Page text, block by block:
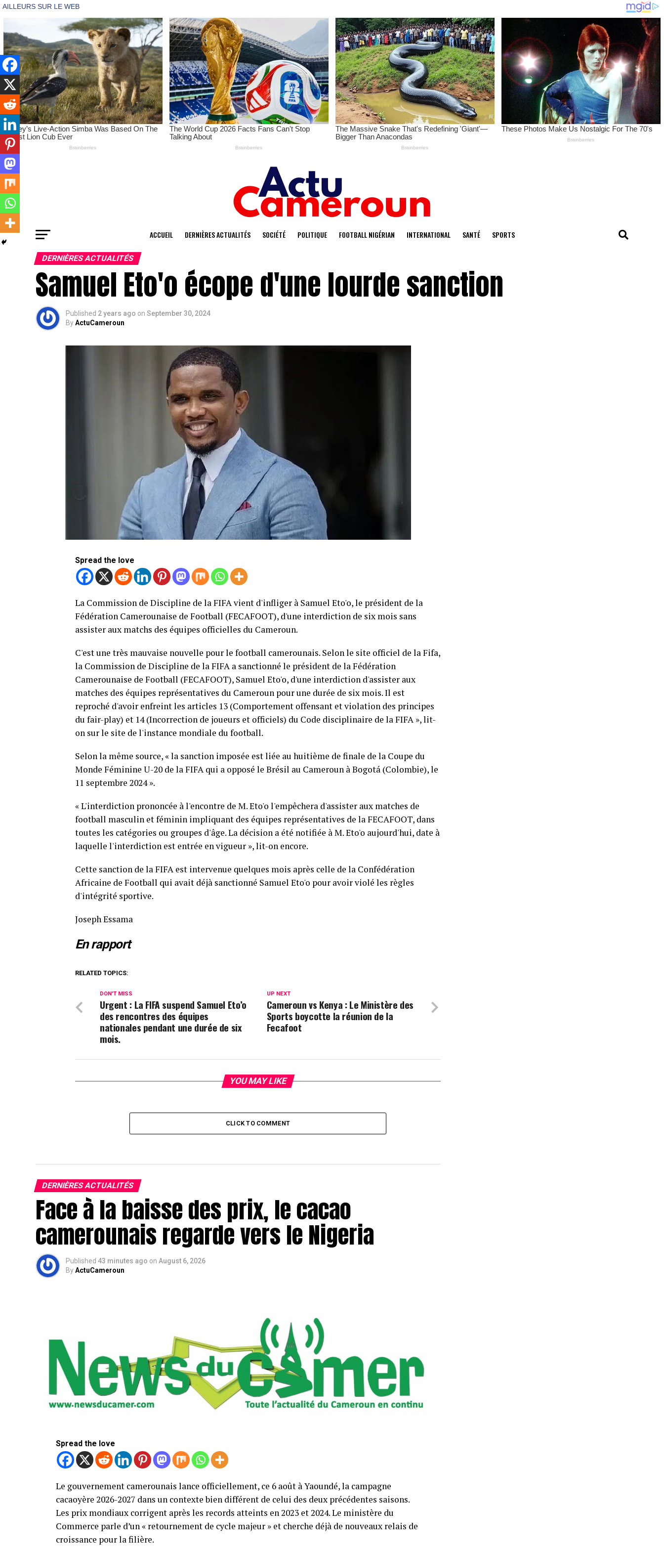
ACCUEIL DERNIÈRES ACTUALITÉS SOCIÉTÉ POLITIQUE FOOTBALL NIGÉRIAN INTERNATIONAL SANTÉ SPORTS
DERNIÈRES ACTUALITÉS
Samuel Eto'o écope d'une lourde sanction
Published 2 years ago on September 30, 2024
ByActuCameroun
Spread the love
La Commission de Discipline de la FIFA vient d'infliger à Samuel Eto'o, le président de la
Fédération Camerounaise de Football (FECAFOOT), d'une interdiction de six mois sans
assister aux matchs des équipes officielles du Cameroun.
C'est une très mauvaise nouvelle pour le football camerounais. Selon le site officiel de la Fifa,
la Commission de Discipline de la FIFA a sanctionné le président de la Fédération
Camerounaise de Football (FECAFOOT), Samuel Eto'o, d'une interdiction d'assister aux
matches des équipes représentatives du Cameroun pour une durée de six mois. Il est
reproché d'avoir enfreint les articles 13 (Comportement offensant et violation des principes
du fair-play) et 14 (Incorrection de joueurs et officiels) du Code disciplinaire de la FIFA », lit-
on sur le site de l'instance mondiale du football.
Selon la même source, « la sanction imposée est liée au huitième de finale de la Coupe du
Monde Féminine U-20 de la FIFA qui a opposé le Brésil au Cameroun à Bogotá (Colombie), le
11 septembre 2024 ».
« L'interdiction prononcée à l'encontre de M. Eto'o l'empêchera d'assister aux matches de
football masculin et féminin impliquant des équipes représentatives de la FECAFOOT, dans
toutes les catégories ou groupes d'âge. La décision a été notifiée à M. Eto'o aujourd'hui, date à
laquelle l'interdiction est entrée en vigueur », lit-on encore.
Cette sanction de la FIFA est intervenue quelques mois après celle de la Confédération
Africaine de Football qui avait déjà sanctionné Samuel Eto'o pour avoir violé les règles
d'intégrité sportive.
Joseph Essama
En rapport
RELATED TOPICS:
UP NEXT
Cameroun vs Kenya : Le Ministère des
Sports boycotte la réunion de la
Fecafoot
DON'T MISS
Urgent : La FIFA suspend Samuel Eto’o
des rencontres des équipes
nationales pendant une durée de six
mois.
YOU MAY LIKE
CLICK TO COMMENT
DERNIÈRES ACTUALITÉS
Face à la baisse des prix, le cacao
camerounais regarde vers le Nigeria
Published 43 minutes ago on August 6, 2026
ByActuCameroun
Spread the love
Le gouvernement camerounais lance officiellement, ce 6 août à Yaoundé, la campagne
cacaoyère 2026-2027 dans un contexte bien différent de celui des deux précédentes saisons.
Les prix mondiaux corrigent après les records atteints en 2023 et 2024. Le ministère du
Commerce parle d’un « retournement de cycle majeur » et cherche déjà de nouveaux relais de
croissance pour la filière.